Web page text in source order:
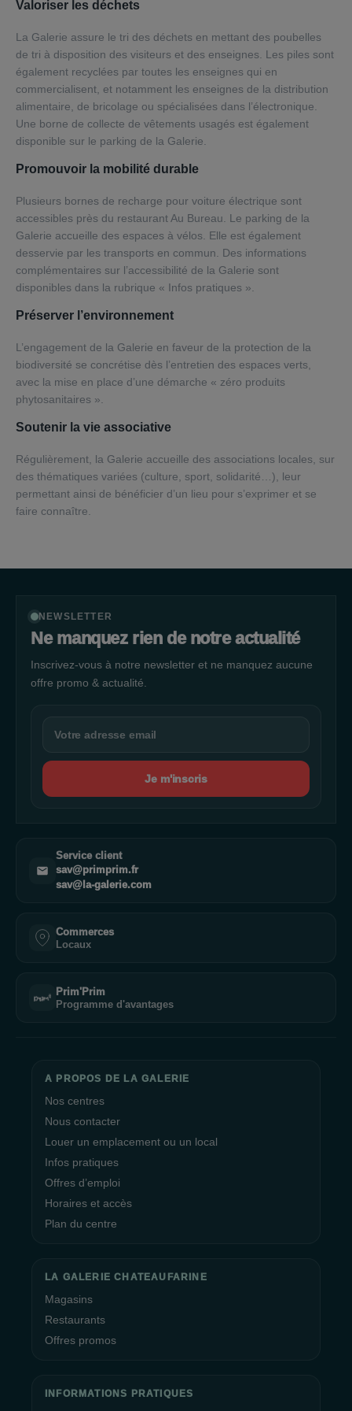
Valoriser les déchets
La Galerie assure le tri des déchets en mettant des poubelles
de tri à disposition des visiteurs et des enseignes. Les piles sont
également recyclées par toutes les enseignes qui en
commercialisent, et notamment les enseignes de la distribution
alimentaire, de bricolage ou spécialisées dans l’électronique.
Une borne de collecte de vêtements usagés est également
disponible sur le parking de la Galerie.
Promouvoir la mobilité durable
Plusieurs bornes de recharge pour voiture électrique sont
accessibles près du restaurant Au Bureau. Le parking de la
Galerie accueille des espaces à vélos. Elle est également
desservie par les transports en commun. Des informations
complémentaires sur l’accessibilité de la Galerie sont
disponibles dans la rubrique « Infos pratiques ».
Préserver l’environnement
L’engagement de la Galerie en faveur de la protection de la
biodiversité se concrétise dès l’entretien des espaces verts,
avec la mise en place d’une démarche « zéro produits
phytosanitaires ».
Soutenir la vie associative
Régulièrement, la Galerie accueille des associations locales, sur
des thématiques variées (culture, sport, solidarité…), leur
permettant ainsi de bénéficier d’un lieu pour s’exprimer et se
faire connaître.
NEWSLETTER
Ne manquez rien de notre actualité
Inscrivez-vous à notre newsletter et ne manquez aucune
offre promo & actualité.
Je m'inscris
Service client
sav@primprim.fr
sav@la-galerie.com
Commerces
Locaux
Prim'Prim
Programme d'avantages
A PROPOS DE LA GALERIE
Nos centres
Nous contacter
Louer un emplacement ou un local
Infos pratiques
Offres d’emploi
Horaires et accès
Plan du centre
LA GALERIE CHATEAUFARINE
Magasins
Restaurants
Offres promos
INFORMATIONS PRATIQUES